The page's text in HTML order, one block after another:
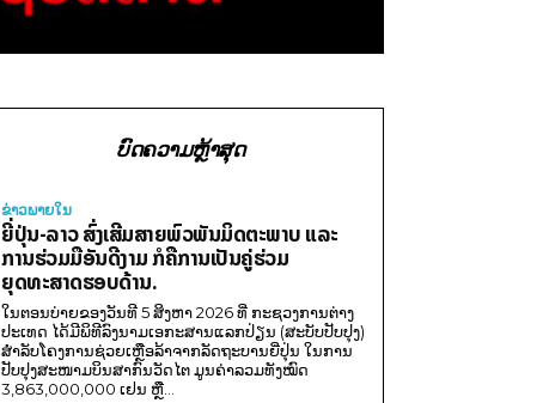
ບົດຄວາມຫຼ້າສຸດ
ຂ່າວພາຍ​ໃນ
ຍີ່ປຸ່ນ-ລາວ ສົ່ງເສີມສາຍພົວພັນມິດຕະພາບ ແລະ
ການຮ່ວມມືອັນດີງາມ ກໍຄືການເປັນຄູ່ຮ່ວມ
ຍຸດທະສາດຮອບດ້ານ.
ໃນຕອນບ່າຍຂອງວັນທີ 5 ສິງຫາ 2026 ທີ່ ກະຊວງການຕ່າງ
ປະເທດ ໄດ້ມີພິທີລົງນາມເອກະສານແລກປ່ຽນ (ສະບັບປັບປຸງ)
ສໍາລັບໂຄງການຊ່ວຍເຫຼືອລ້າຈາກລັດຖະບານຍີ່ປຸ່ນ ໃນການ
ປັບປຸງສະໜາມບິນສາກົນວັດໄຕ ມູນຄ່າລວມທັງໝົດ
3,863,000,000 ເຢນ ຫຼື...